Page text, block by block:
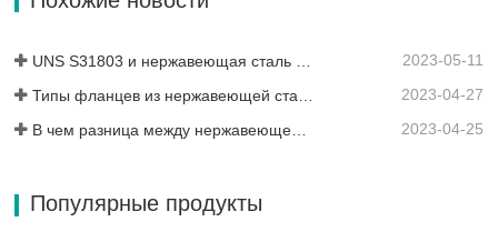
прочностью, сопротивлением
2023-05-11
2023-04-27
В чем разница между нержавеющей сталью 304L и 316L? 2023-04-25
Популярные продукты